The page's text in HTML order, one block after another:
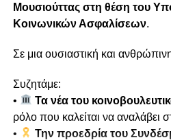
Μουσιούτταςστη θέση του
Κοινωνικών Ασφαλίσεων.
Σε μια ουσιαστική και
Συζητάμε:
•
Τα νέα του
ρόλο που καλείται να αναλάβει
•
Την προεδρία του